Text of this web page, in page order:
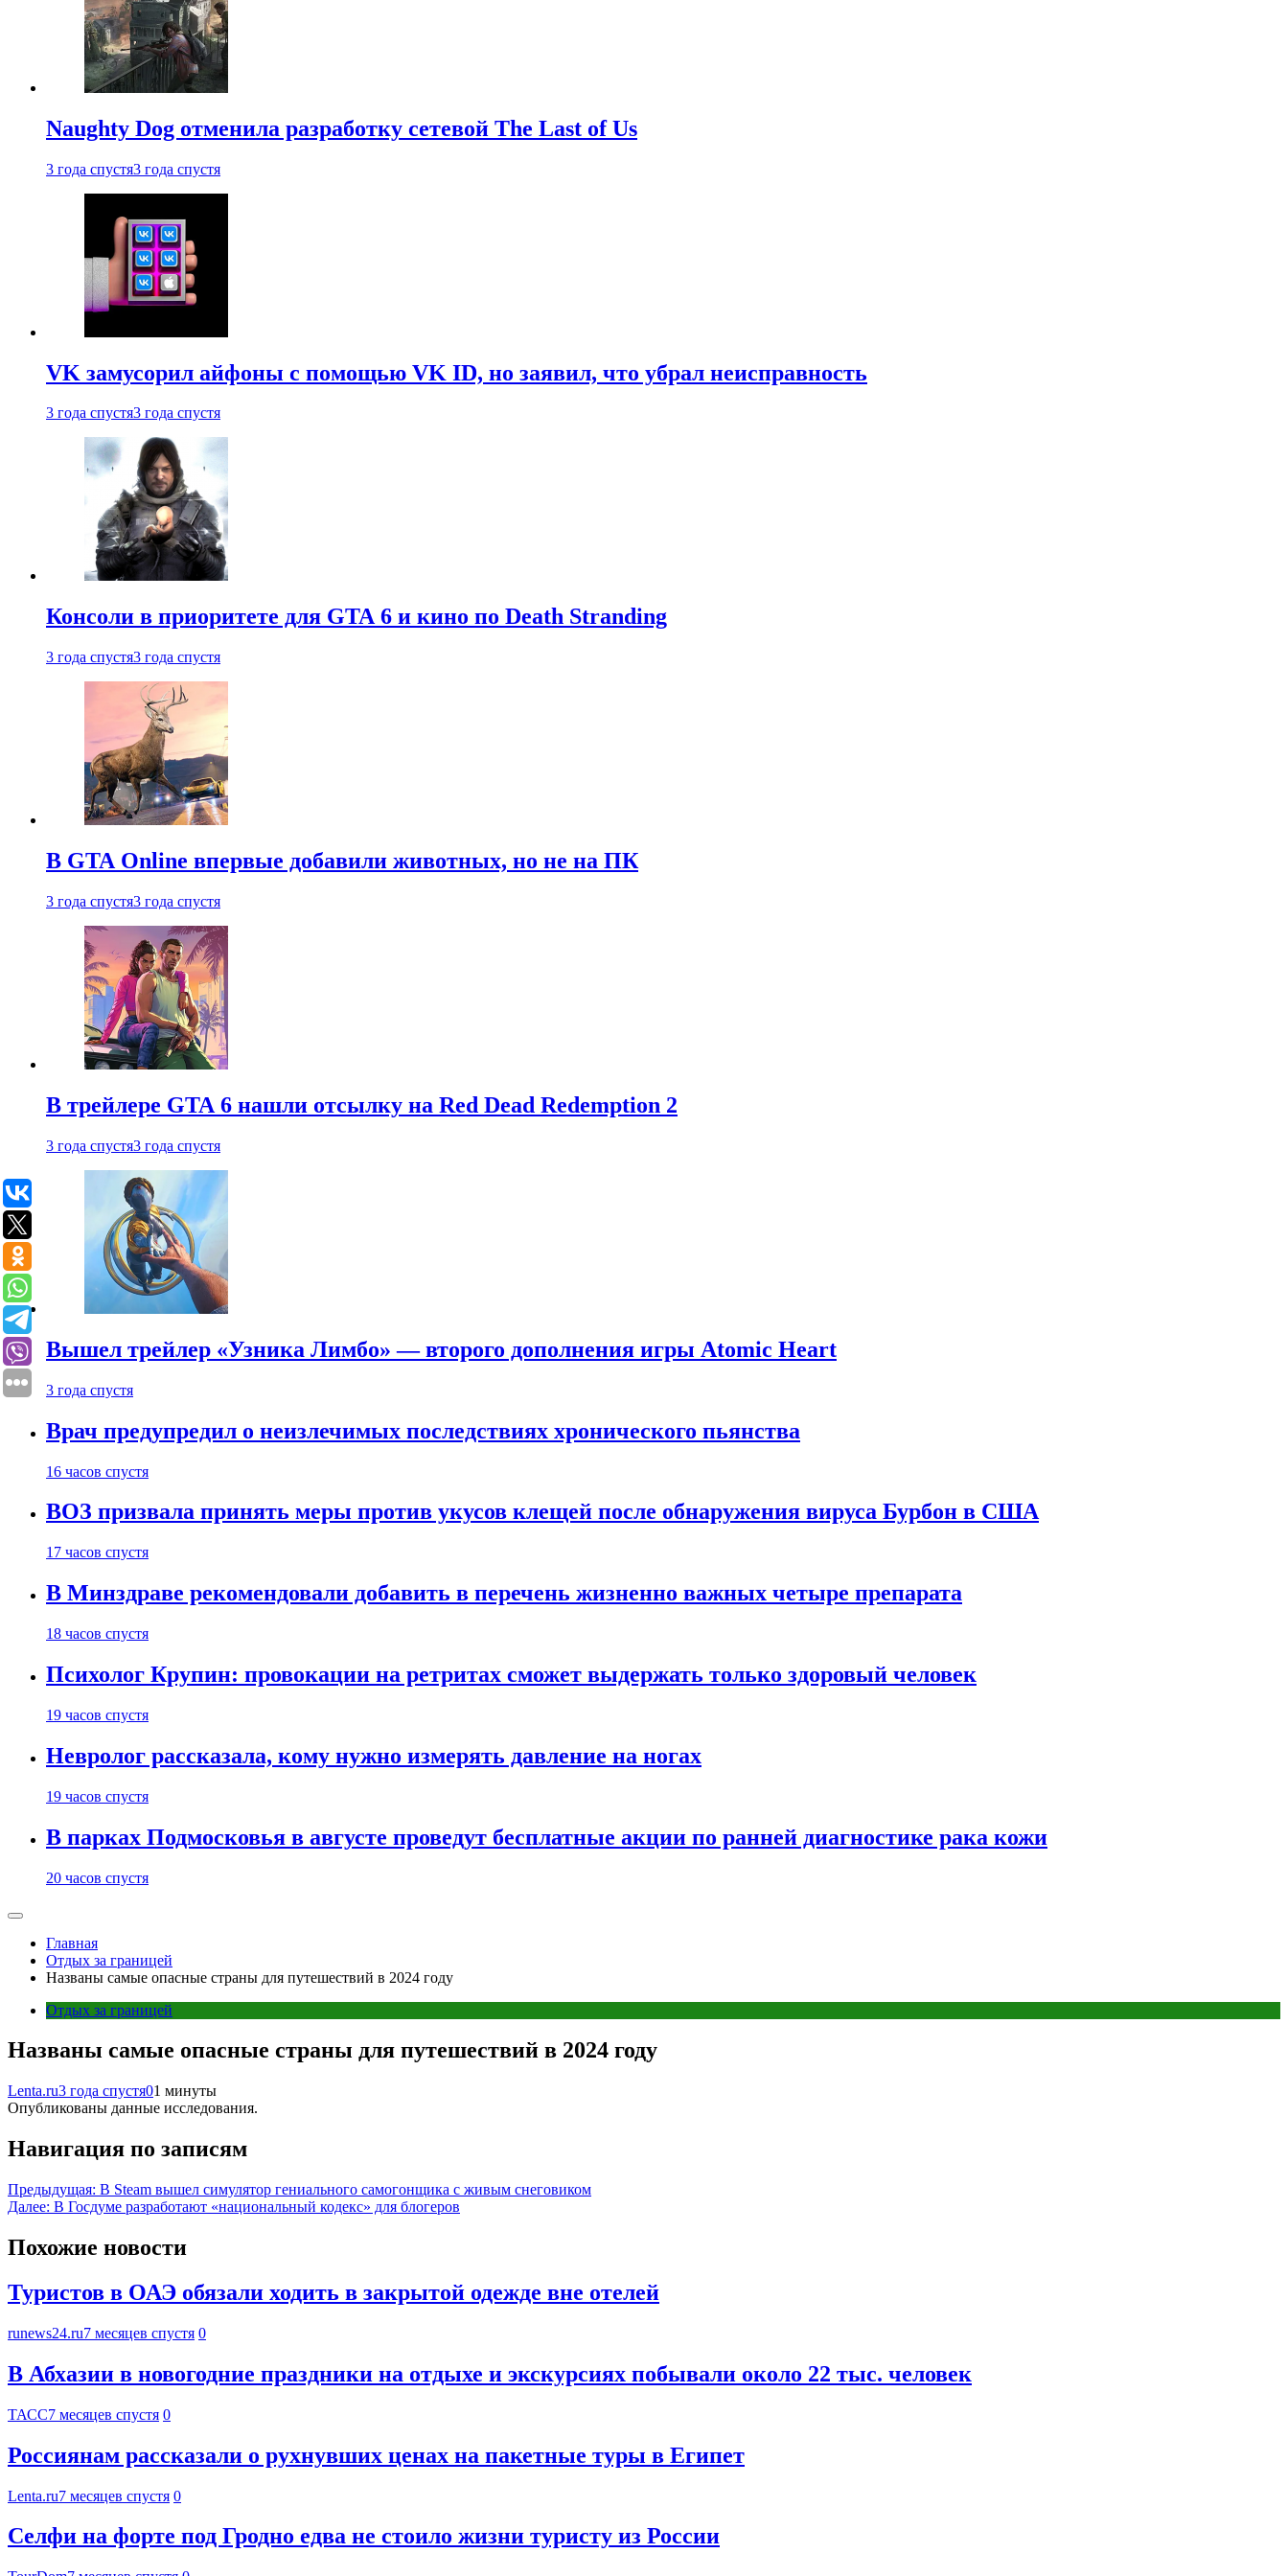
Naughty Dog отменила разработку сетевой The Last of Us
3 года спустя3 года спустя
VK замусорил айфоны с помощью VK ID, но заявил, что убрал неисправность
3 года спустя3 года спустя
Консоли в приоритете для GTA 6 и кино по Death Stranding
3 года спустя3 года спустя
В GTA Online впервые добавили животных, но не на ПК
3 года спустя3 года спустя
В трейлере GTA 6 нашли отсылку на Red Dead Redemption 2
3 года спустя3 года спустя
Вышел трейлер «Узника Лимбо» — второго дополнения игры Atomic Heart
3 года спустя
Врач предупредил о неизлечимых последствиях хронического пьянства
16 часов спустя
ВОЗ призвала принять меры против укусов клещей после обнаружения вируса Бурбон в США
17 часов спустя
В Минздраве рекомендовали добавить в перечень жизненно важных четыре препарата
18 часов спустя
Психолог Крупин: провокации на ретритах сможет выдержать только здоровый человек
19 часов спустя
Невролог рассказала, кому нужно измерять давление на ногах
19 часов спустя
В парках Подмосковья в августе проведут бесплатные акции по ранней диагностике рака кожи
20 часов спустя
Главная
Отдых за границей
Названы самые опасные страны для путешествий в 2024 году
Отдых за границей
Названы самые опасные страны для путешествий в 2024 году
Lenta.ru3 года спустя01 минуты
Опубликованы данные исследования.
Навигация по записям
Предыдущая: В Steam вышел симулятор гениального самогонщика с живым снеговиком
Далее: В Госдуме разработают «национальный кодекс» для блогеров
Похожие новости
Туристов в ОАЭ обязали ходить в закрытой одежде вне отелей
runews24.ru7 месяцев спустя 0
В Абхазии в новогодние праздники на отдыхе и экскурсиях побывали около 22 тыс. человек
ТАСС7 месяцев спустя 0
Россиянам рассказали о рухнувших ценах на пакетные туры в Египет
Lenta.ru7 месяцев спустя 0
Селфи на форте под Гродно едва не стоило жизни туристу из России